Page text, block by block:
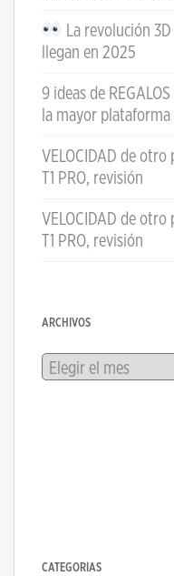
La revolución
llegan en 2025
9 ideas de
la mayor plataforma
VELOCIDAD de otro
T1 PRO, revisión
VELOCIDAD de otro
T1 PRO, revisión
ARCHIVOS
Archivos
CATEGORÍAS